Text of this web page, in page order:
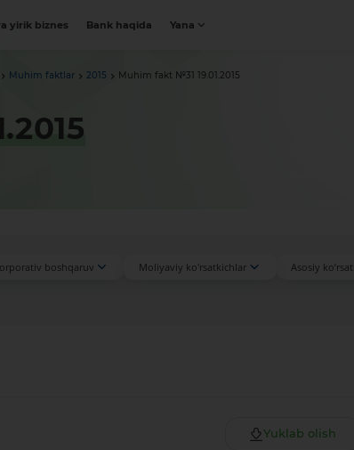
yirik biznes Bank haqida Yana
Muhim faktlar 2015 Muhim fakt №31 19.01.2015
boshqaruv Moliyaviy ko'rsatkichlar Asosiy
Yuklab olish